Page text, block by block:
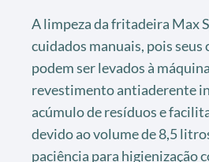
A limpeza da fritadeira Max
cuidados manuais, pois
podem ser levados à
revestimento antiaderente
acúmulo de resíduos e
devido ao volume de 8,5
paciência para higienização